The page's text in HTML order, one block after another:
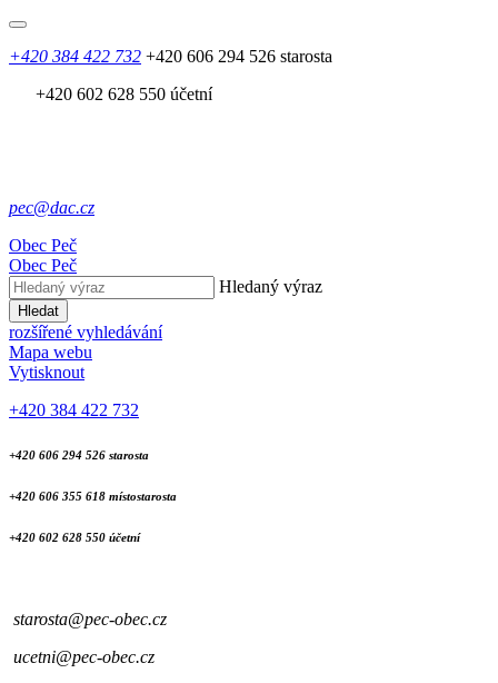
+420 384 422 732 +420 606 294 526 starosta
+420 602 628 550 účetní
pec@dac.cz
Obec Peč
Obec Peč
Hledaný výraz
Hledat
rozšířené vyhledávání
Mapa webu
Vytisknout
+420 384 422 732
+420 606 294 526 starosta
+420 606 355 618 místostarosta
+420 602 628 550 účetní
starosta@pec-obec.cz
ucetni@pec-obec.cz